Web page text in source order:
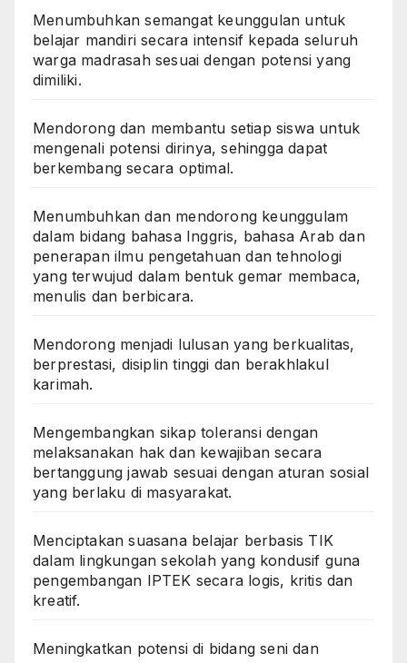
Menumbuhkan semangat keunggulan untuk
belajar mandiri secara intensif kepada seluruh
warga madrasah sesuai dengan potensi yang
dimiliki.
Mendorong dan membantu setiap siswa untuk
mengenali potensi dirinya, sehingga dapat
berkembang secara optimal.
Menumbuhkan dan mendorong keunggulam
dalam bidang bahasa Inggris, bahasa Arab dan
penerapan ilmu pengetahuan dan tehnologi
yang terwujud dalam bentuk gemar membaca,
menulis dan berbicara.
Mendorong menjadi lulusan yang berkualitas,
berprestasi, disiplin tinggi dan berakhlakul
karimah.
Mengembangkan sikap toleransi dengan
melaksanakan hak dan kewajiban secara
bertanggung jawab sesuai dengan aturan sosial
yang berlaku di masyarakat.
Menciptakan suasana belajar berbasis TIK
dalam lingkungan sekolah yang kondusif guna
pengembangan IPTEK secara logis, kritis dan
kreatif.
Meningkatkan potensi di bidang seni dan